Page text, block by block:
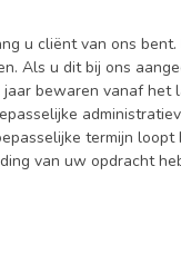
u cliënt van ons
Als u dit bij ons
bewaren vanaf
termijn
van uw opdracht